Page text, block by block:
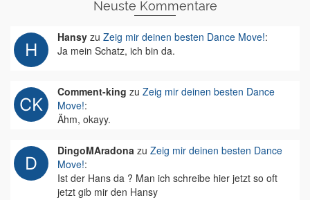
Neuste Kommentare
Hansy zu Zeig mir deinen besten Dance Move!:
Ja mein Schatz, ich bin da.
Comment-king zu Zeig mir deinen besten Dance
Move!:
Ähm, okayy.
DingoMAradona zu Zeig mir deinen besten Dance
Move!:
Ist der Hans da ? Man ich schreibe hier jetzt so oft
jetzt gib mir den Hansy